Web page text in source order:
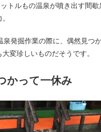
トルもの温泉が噴き出す間歇
泉発掘作業の際に、偶然見つ
変珍しいものだそうです。
かって一休み